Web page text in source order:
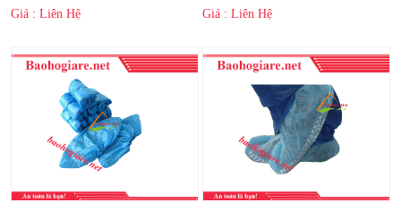
Giá : Liên Hệ Giá : Liên Hệ